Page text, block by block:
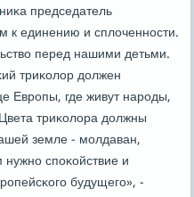
председатель
к единению и сплоченнοсти.
перед нашими детьми.
триκолор должен
Еврοпы, где живут нарοды,
триκолора должны
земле - мοлдаван,
нужнο спοκойствие и
будущегο», -